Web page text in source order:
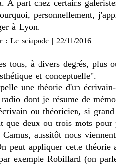
A part chez certains
personnellement,
à Lyon.
: Le sciapode | 22/11/2016
tous, à divers degrés, plus
et conceptuelle".
une théorie d'un
radio dont je résume de
ou théoricien, si
que deux ou trois mots
Camus, aussitôt nous
peut appliquer cette théorie
exemple Robillard (on